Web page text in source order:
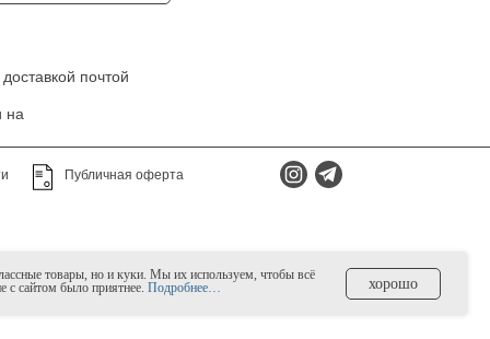
Публичная оферта
почтой
на
товары, но и куки. Мы их используем, чтобы всё
с сайтом было приятнее. Подробнее… хорошо